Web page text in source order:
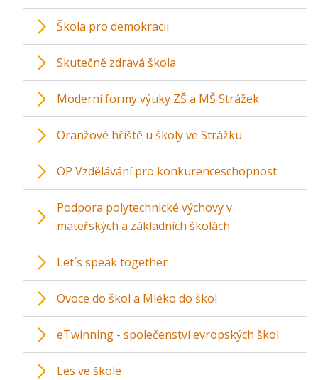
Škola pro demokracii
Skutečně zdravá škola
Moderní formy výuky ZŠ a MŠ Strážek
Oranžové hřiště u školy ve Strážku
OP Vzdělávání pro konkurenceschopnost
Podpora polytechnické výchovy v
mateřských a základních školách
Let´s speak together
Ovoce do škol a Mléko do škol
eTwinning - společenství evropských škol
Les ve škole